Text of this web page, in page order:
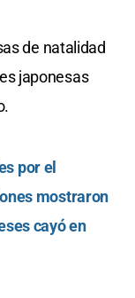
de natalidad
japonesas
por el
mostraron
cayó en